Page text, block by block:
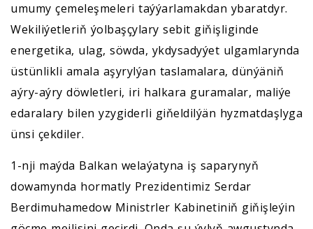
umumy çemeleşmeleri taýýarlamakdan ybaratdyr.
Wekiliýetleriň ýolbaşçylary sebit giňişliginde
energetika, ulag, söwda, ykdysadyýet ulgamlarynda
üstünlikli amala aşyrylýan taslamalara, dünýäniň
aýry-aýry döwletleri, iri halkara guramalar, maliýe
edaralary bilen yzygiderli giňeldilýän hyzmatdaşlyga
ünsi çekdiler.
1-nji maýda Balkan welaýatyna iş saparynyň
dowamynda hormatly Prezidentimiz Serdar
Berdimuhamedow Ministrler Kabinetiniň giňişleýin